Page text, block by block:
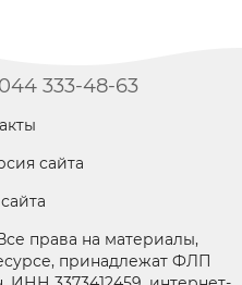
044 333-48-63
сайта
права на материалы,
принадлежат ФЛП